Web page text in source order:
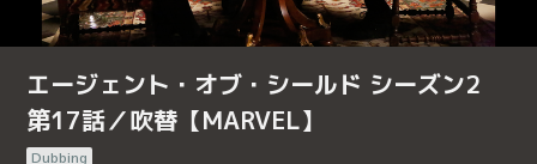
エージェント・オブ・シールド シーズン2
第17話／吹替【MARVEL】
Dubbing